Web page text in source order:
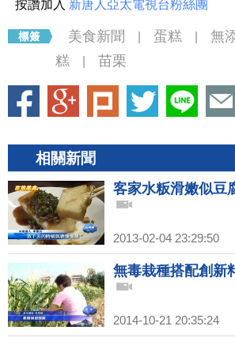
按讚加入 新唐人亞太電視台粉絲團
美食新聞 蛋糕 無
糕
苗栗
相關新聞
客家水粄滑嫩似豆
2013-02-04 23:29:50
無毒栽種搭配創新
2014-10-21 20:35:24